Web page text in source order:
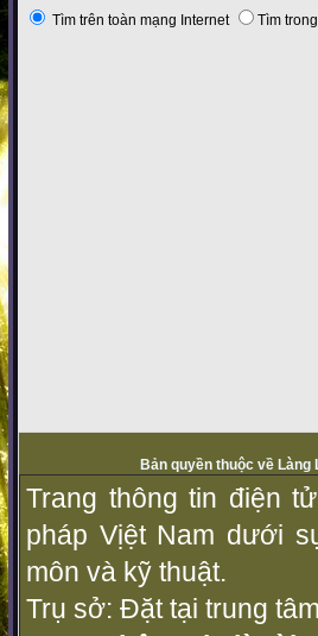
Tìm trên toàn mạng Internet Tìm
Bản quyền thuộc về Làng
Trang thông tin điện
pháp Vịệt Nam dưới
môn và kỹ thuật.
Trụ sở: Đặt tại trung